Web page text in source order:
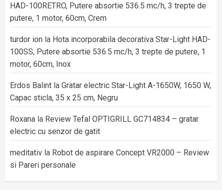
HAD-100RETRO, Putere absortie 536.5 mc/h, 3 trepte de
putere, 1 motor, 60cm, Crem
turdor ion la Hota incorporabila decorativa Star-Light HAD-
100SS, Putere absortie 536.5 mc/h, 3 trepte de putere, 1
motor, 60cm, Inox
Erdos Balint la Gratar electric Star-Light A-1650W, 1650 W,
Capac sticla, 35 x 25 cm, Negru
Roxana la Review Tefal OPTIGRILL GC714834 – gratar
electric cu senzor de gatit
meditativ la Robot de aspirare Concept VR2000 – Review
si Pareri personale